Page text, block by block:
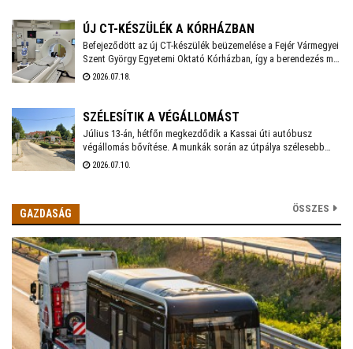
2030-ig befejeződhet.
ÚJ CT-KÉSZÜLÉK A KÓRHÁZBAN
Befejeződött az új CT-készülék beüzemelése a Fejér Vármegyei
Szent György Egyetemi Oktató Kórházban, így a berendezés már
a mindennapi betegellátást szolgálja - közölte a
2026.07.18.
SZÉLESÍTIK A VÉGÁLLOMÁST
Július 13-án, hétfőn megkezdődik a Kassai úti autóbusz
végállomás bővítése. A munkák során az útpálya szélesebb
lesz, hogy az autóbuszok ki tudják kerülni egymást. A
zárulnak. Arra kérik az utasokat, figyeljék a kihelyezett
jelzéseket, és az átépítés idején kijelölt ideiglenes megállókat.
2026.07.10.
GAZDASÁG ÖSSZES